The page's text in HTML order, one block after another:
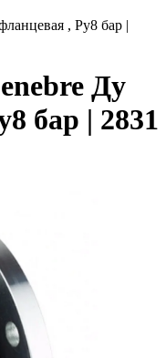
, Ру8 бар |
Ду
бар | 2831